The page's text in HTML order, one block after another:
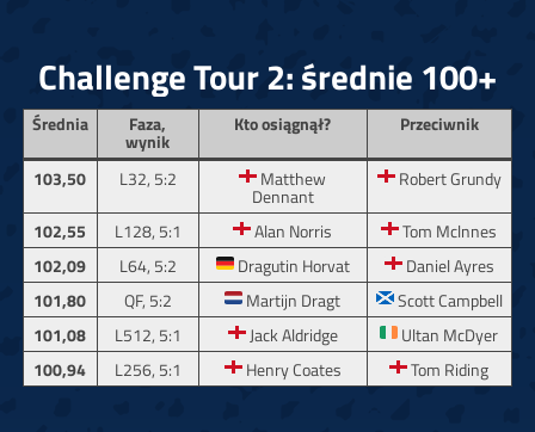
Challenge Tour 2: średnie 100+
Średnia Faza,
wynik
Kto osiągnął? Przeciwnik
103,50 L32, 5:2 Matthew
Dennant
Robert Grundy
102,55
L128, 5:1 Alan Norris
Tom Mclnnes
102,09
L64, 5:2 Dragutin Horvat
Daniel Ayres
101,80
QF, 5:2 Martijn Dragt
Scott Campbell
101,08
L512, 5:1 Jack Aldridge
Ultan McDyer
100,94
L256, 5:1 Henry Coates Tom Riding